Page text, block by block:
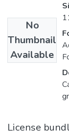
No
Thumbnail
Available
License